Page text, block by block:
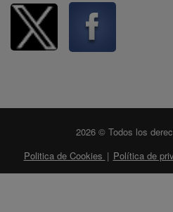
2026 © Todos los
Politica de Cookies | Política de